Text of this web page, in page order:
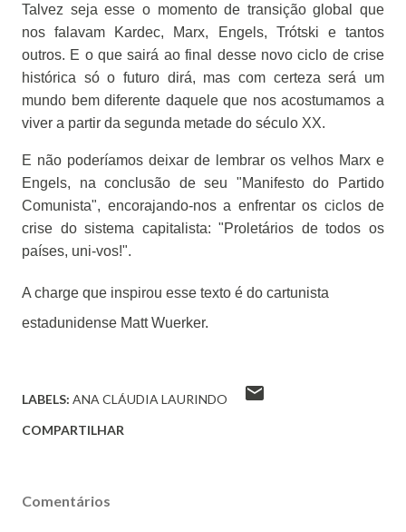
Talvez seja esse o momento de transição global que
nos falavam Kardec, Marx, Engels, Trótski e tantos
outros. E o que sairá ao final desse novo ciclo de crise
histórica só o futuro dirá, mas com certeza será um
mundo bem diferente daquele que nos acostumamos a
viver a partir da segunda metade do século XX.
E não poderíamos deixar de lembrar os velhos Marx e
Engels, na conclusão de seu "Manifesto do Partido
Comunista", encorajando-nos a enfrentar os ciclos de
crise do sistema capitalista: "Proletários de todos os
países, uni-vos!".
A charge que inspirou esse texto é do cartunista
estadunidense Matt Wuerker.
LABELS: ANA CLÁUDIA LAURINDO
COMPARTILHAR
Comentários